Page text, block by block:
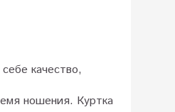
качество,
ношения. Куртка